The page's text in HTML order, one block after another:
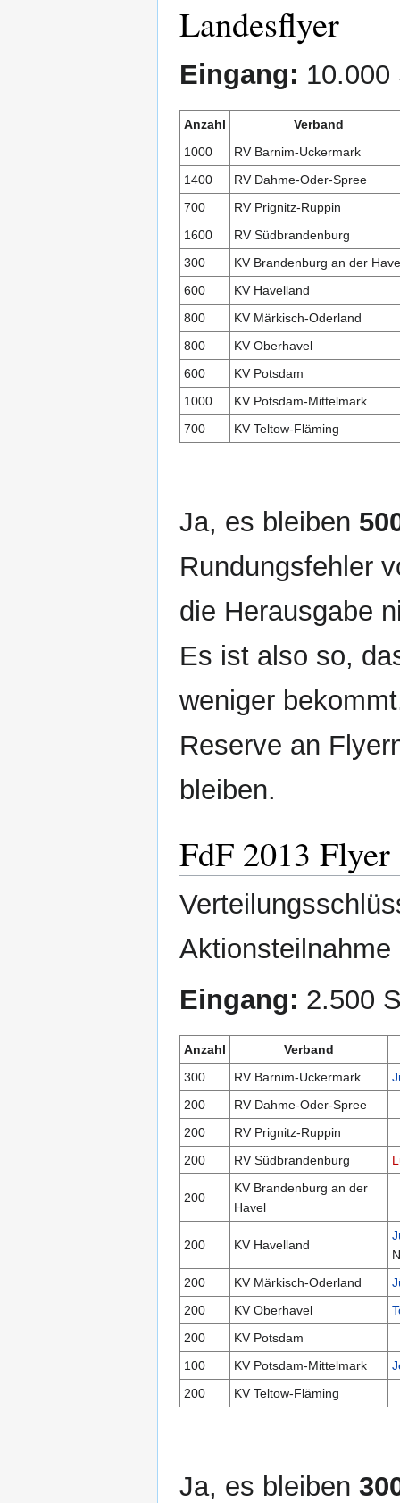
Landesflyer
Eingang: 10.000
Anzahl
Verband
1000
RV Barnim-Uckermark
1400
RV Dahme-Oder-Spree
700
RV Prignitz-Ruppin
1600
RV Südbrandenburg
300
KV Brandenburg an der
600
KV Havelland
800
KV Märkisch-Oderland
800
KV Oberhavel
600
KV Potsdam
1000
KV Potsdam-Mittelmark
700
KV Teltow-Fläming
Ja, es bleiben
Rundungsfehler
die Herausgabe
Es ist also so,
weniger
Reserve an
bleiben.
FdF 2013 Flyer
Aktionsteilnahme
Eingang: 2.500
Anzahl
Verband
300
RV Barnim-Uckermark
200
RV Dahme-Oder-Spree
200
RV Prignitz-Ruppin
200
RV Südbrandenburg
200
KV Brandenburg an der
Havel
200 KV Havelland
200
KV Märkisch-Oderland
200
KV Oberhavel
200
KV Potsdam
100
KV Potsdam-Mittelmark
200
KV Teltow-Fläming
Ja, es bleiben